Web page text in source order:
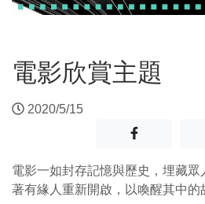
電影欣賞主題
2020/5/15
分享至
電影一如封存記憶與歷史，埋藏
著有緣人重新開啟，以喚醒其中的